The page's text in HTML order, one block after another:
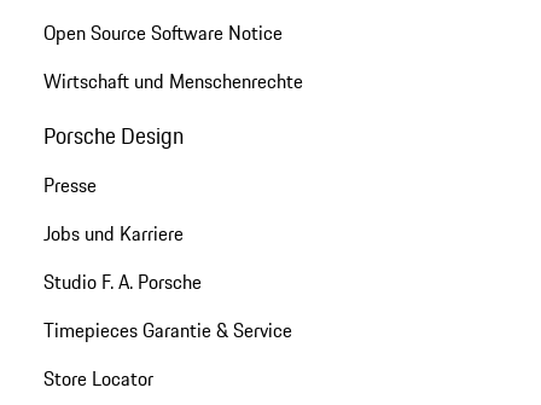
Open Source Software Notice
Wirtschaft und Menschenrechte
Porsche Design
Presse
Jobs und Karriere
Studio F. A. Porsche
Timepieces Garantie & Service
Store Locator